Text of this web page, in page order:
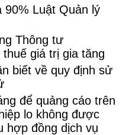
90% Luật Quản lý
Thông tư
giá trị gia tăng
biết về quy định sử
để quảng cáo trên
lo không được
hợp đồng dịch vụ